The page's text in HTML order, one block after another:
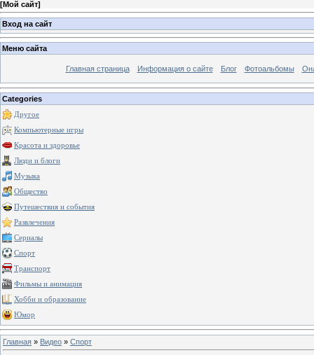
[Мой сайт]
Вход на сайт
Меню сайта
Главная страница Информация о сайте Блог Фотоальбомы
Categories
Другое
Компьютерные игры
Красота и здоровье
Люди и блоги
Музыка
Общество
Путешествия и события
Развлечения
Сериалы
Спорт
Транспорт
Фильмы и анимация
Хобби и образование
Юмор
Главная » Видео » Спорт